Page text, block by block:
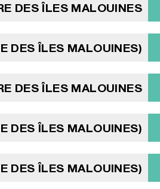
DES ÎLES MALOUINES
DES ÎLES MALOUINES)
DES ÎLES MALOUINES
DES ÎLES MALOUINES)
DES ÎLES MALOUINES)